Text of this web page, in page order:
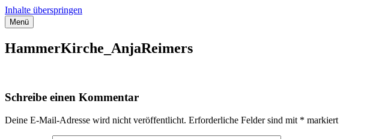
Inhalte überspringen
Streifzug durch Hamburg
Anja Reimers – Stadtführerin für Hamburg
Menü
HammerKirche_AnjaReimers
Schreibe einen Kommentar
Deine E-Mail-Adresse wird nicht veröffentlicht. Erforderliche Felder sind mit * markiert